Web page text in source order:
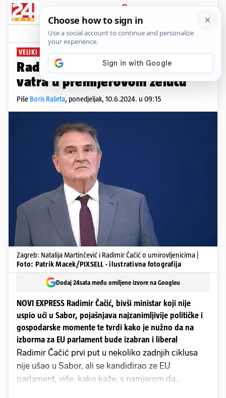
PRIJAVA
News Komentari
VELIKI INTERVJU PLUS+
Radimir Čačić: DP je goruća
vatra u premijerovom želucu
Piše Boris Rašeta, ponedjeljak, 10.6.2024. u 09:15
Zagreb: Natalija Martinčević i Radimir Čačić o umirovljenicima |
Foto: Patrik Macek/PIXSELL - ilustrativna fotografija
Dodaj 24sata među omiljene izvore na Googleu
NOVI EXPRESS Radimir Čačić, bivši ministar koji nije
uspio ući u Sabor, pojašnjava najzanimljivije političke i
gospodarske momente te tvrdi kako je nužno da na
izborma za EU parlament bude izabran i liberal
Radimir Čačić prvi put u nekoliko zadnjih ciklusa
nije ušao u Sabor, ali se kandidirao ze EU
parlament, više, kako kaže, s namjerom da